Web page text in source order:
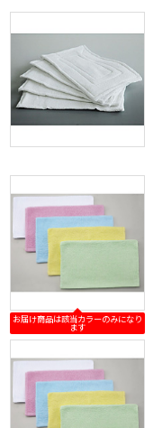
お届け商品は該当カラーのみになり
ます